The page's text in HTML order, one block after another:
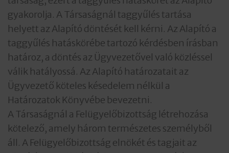
gyakorolja. A Társaságnál taggyűlés tartása
helyett az Alapító döntését kell kérni. Az Alapító a
taggyűlés hatáskörébe tartozó kérdésben írásban
határoz, a döntés az Ügyvezetővel való közléssel
válik hatályossá. Az Alapító határozatait az
Ügyvezető köteles késedelem nélkül a
Határozatok Könyvébe bevezetni.
A Társaságnál a Felügyelőbizottság létrehozása
kötelező, amely három természetes személyből
áll. A Felügyelőbizottság elnökét és tagjait az